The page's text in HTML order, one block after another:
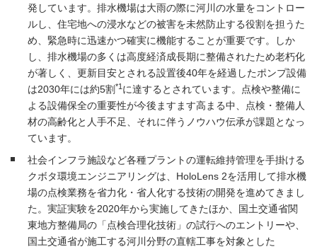
発しています。排水機場は大雨の際に河川の水量をコントロー
ルし、住宅地への浸水などの被害を未然防止する役割を担うた
め、緊急時に迅速かつ確実に機能することが重要です。しか
し、排水機場の多くは高度経済成長期に整備されたため老朽化
が著しく、更新目安とされる設置後40年を経過したポンプ設備
は2030年には約5割 *1 に達するとされています。点検や整備に
よる設備保全の重要性が今後ますます高まる中、点検・整備人
材の高齢化と人手不足、それに伴うノウハウ伝承が課題となっ
ています。
社会インフラ施設など各種プラントの運転維持管理を手掛ける
クボタ環境エンジニアリングは、HoloLens 2を活用して排水機
場の点検業務を省力化・省人化する技術の開発を進めてきまし
た。実証実験を2020年から実施してきたほか、国土交通省関
東地方整備局の「点検合理化技術」の試行へのエントリーや、
国土交通省が施工する河川分野の直轄工事を対象とした